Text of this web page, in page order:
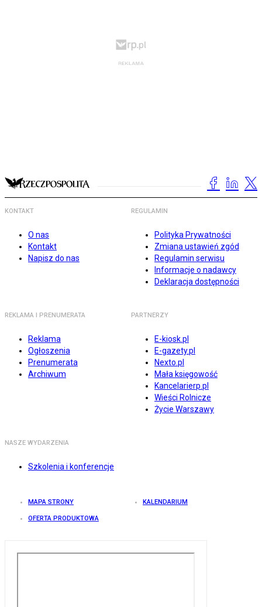
KONTAKT
O nas
Kontakt
Napisz do nas
REGULAMIN
Polityka Prywatności
Zmiana ustawień zgód
Regulamin serwisu
Informacje o nadawcy
Deklaracja dostępności
REKLAMA I PRENUMERATA
Reklama
Ogłoszenia
Prenumerata
Archiwum
PARTNERZY
E-kiosk.pl
E-gazety.pl
Nexto.pl
Mała księgowość
Kancelarierp.pl
Wieści Rolnicze
Życie Warszawy
NASZE WYDARZENIA
Szkolenia i konferencje
MAPA STRONY KALENDARIUM
OFERTA PRODUKTOWA